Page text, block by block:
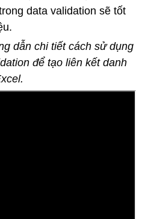
data validation sẽ tốt
dẫn chi tiết cách sử dụng
để tạo liên kết danh